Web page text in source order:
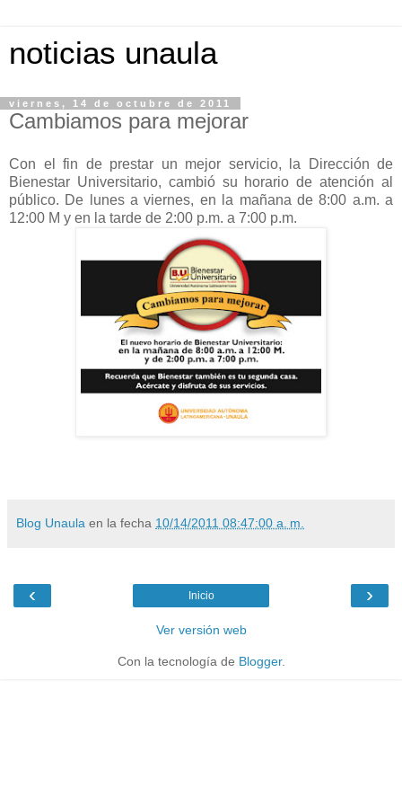
noticias unaula
viernes, 14 de octubre de 2011
Cambiamos para mejorar
Con el fin de prestar un mejor servicio, la Dirección de
Bienestar Universitario, cambió su horario de atención al
público. De lunes a viernes, en la mañana de 8:00 a.m. a
12:00 M y en la tarde de 2:00 p.m. a 7:00 p.m.
Blog Unaula en la fecha 10/14/2011 08:47:00 a. m.
‹ ›
Inicio
Ver versión web
Con la tecnología de Blogger.